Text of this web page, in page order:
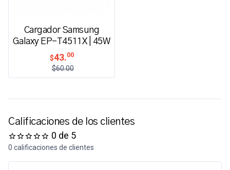
Cargador Samsung
Galaxy EP-T4511X | 45W
$43.00
$60.00
Calificaciones de los clientes
0 de 5
0 calificaciones de clientes